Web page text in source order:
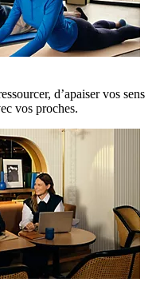
d’apaiser vos sens
vos proches.